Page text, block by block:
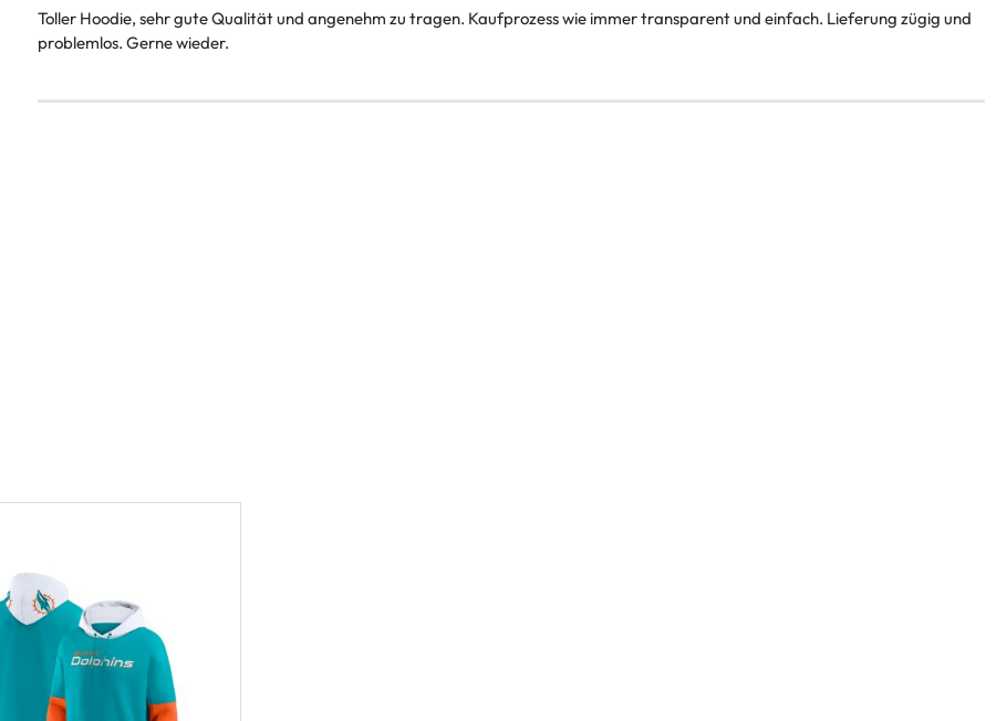
Toller Hoodie, sehr gute Qualität und angenehm zu tragen. Kaufprozess wie immer transparent und einfach. Lieferung zügig und
problemlos. Gerne wieder.